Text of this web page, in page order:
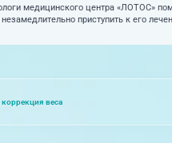
медицинского центра «ЛОТОС»
приступить к его
веса